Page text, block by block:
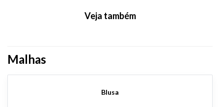
Veja também
Malhas
Blusa